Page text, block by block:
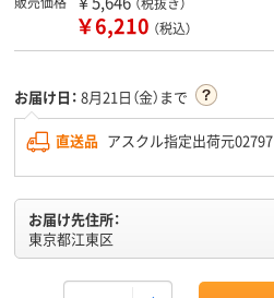
￥6,210 （税込）
お届け日： 8月21日（金）まで
直送品 アスクル指定出荷元02797
お届け先住所：
東京都江東区